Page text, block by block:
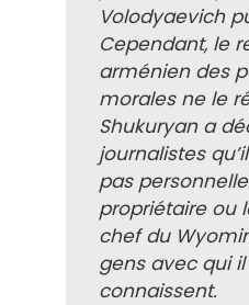
Volodyaevich
Cependant, le
arménien des
morales ne le
Shukuryan a
journalistes
pas
propriétaire ou
chef du
gens avec qui
connaissent.